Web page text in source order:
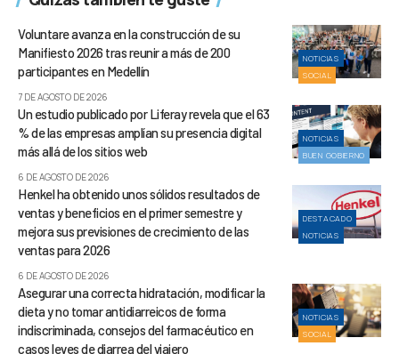
NOTICIAS
SOCIAL
Voluntare avanza en la construcción de su
Manifiesto 2026 tras reunir a más de 200
participantes en Medellín
7 DE AGOSTO DE 2026
NOTICIAS
BUEN GOBIERNO
Un estudio publicado por Liferay revela que el 63
% de las empresas amplían su presencia digital
más allá de los sitios web
6 DE AGOSTO DE 2026
DESTACADO
NOTICIAS
Henkel ha obtenido unos sólidos resultados de
ventas y beneficios en el primer semestre y
mejora sus previsiones de crecimiento de las
ventas para 2026
6 DE AGOSTO DE 2026
NOTICIAS
SOCIAL
Asegurar una correcta hidratación, modificar la
dieta y no tomar antidiarreicos de forma
indiscriminada, consejos del farmacéutico en
casos leves de diarrea del viajero